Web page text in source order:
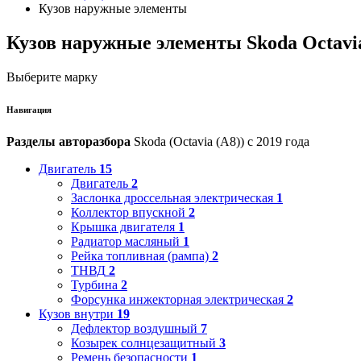
Кузов наружные элементы
Кузов наружные элементы Skoda
Выберите марку
Навигация
Разделы авторазбора Skoda (Octavia (A8)) с 2019 года
Двигатель 15
Двигатель 2
Заслонка дроссельная электрическая 1
Коллектор впускной 2
Крышка двигателя 1
Радиатор масляный 1
Рейка топливная (рампа) 2
ТНВД 2
Турбина 2
Форсунка инжекторная электрическая 2
Кузов внутри 19
Дефлектор воздушный 7
Козырек солнцезащитный 3
Ремень безопасности 1